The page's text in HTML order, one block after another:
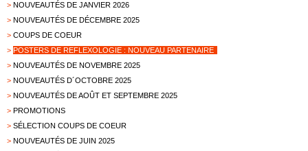
> NOUVEAUTÉS DE JANVIER 2026
> NOUVEAUTÉS DE DÉCEMBRE 2025
> COUPS DE COEUR
> POSTERS DE REFLEXOLOGIE : NOUVEAU PARTENAIRE
> NOUVEAUTÉS DE NOVEMBRE 2025
> NOUVEAUTÉS D´OCTOBRE 2025
> NOUVEAUTÉS DE AOÛT ET SEPTEMBRE 2025
> PROMOTIONS
> SÉLECTION COUPS DE COEUR
> NOUVEAUTÉS DE JUIN 2025